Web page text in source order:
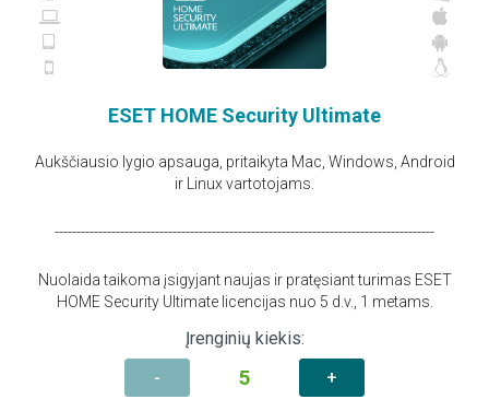
ESET HOME Security Ultimate
Aukščiausio lygio apsauga, pritaikyta Mac, Windows, Android
ir Linux vartotojams.
---------------------------------------------------------------------------------------
Nuolaida taikoma įsigyjant naujas ir pratęsiant turimas ESET
HOME Security Ultimate licencijas nuo 5 d.v., 1 metams.
Įrenginių kiekis:
-
+